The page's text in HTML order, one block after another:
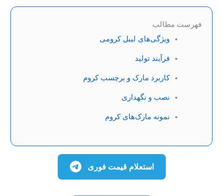
فهرست مطالب
ویژگی‌‌های لیبل کرومی
فرآیند تولید
کاربرد مارک و برچسب کروم
نصب و نگهداری
نمونه مارک‌های کروم
استعلام قیمت فوری